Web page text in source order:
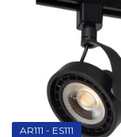
AR111 - ES111